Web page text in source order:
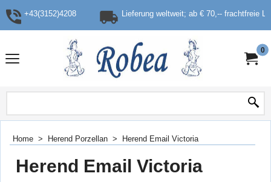
+43(3152)4208 Lieferung weltweit; ab € 70,-- frachtfreie
0
Home > Herend Porzellan > Herend Email Victoria
Herend Email Victoria